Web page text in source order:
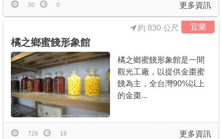
更多資訊
30 0
宜蘭
橘之鄉蜜餞形象館
約 830 公尺
橘之鄉蜜餞形象館是一間
觀光工廠，以提供金棗蜜
餞為主，全台灣90%以上
的金棗...
更多資訊
726 18